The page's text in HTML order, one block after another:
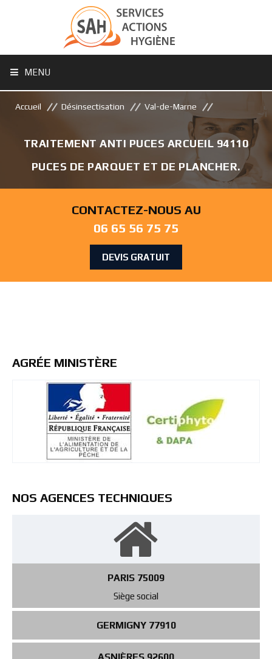
MENU
Accueil Désinsectisation Val-de-Marne
TRAITEMENT ANTI PUCES ARCUEIL 94110
PUCES DE PARQUET ET DE PLANCHER.
CONTACTEZ-NOUS AU
06 65 56 75 75
DEVIS GRATUIT
AGRÉE MINISTÈRE
NOS AGENCES TECHNIQUES
PARIS 75009
Siège social
GERMIGNY 77910